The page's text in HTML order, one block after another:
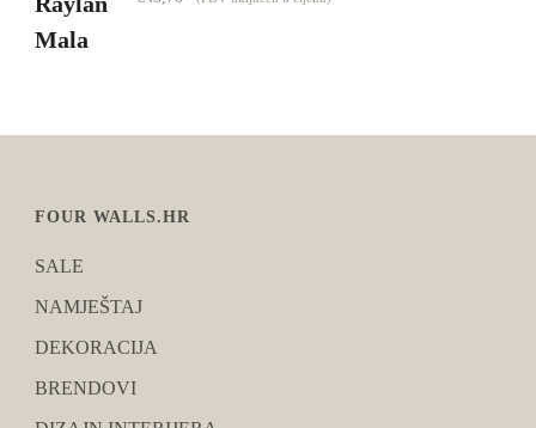
FOUR WALLS.HR
SALE
NAMJEŠTAJ
DEKORACIJA
BRENDOVI